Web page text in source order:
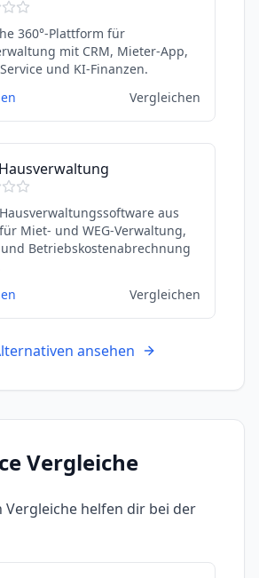
360°-Plattform für
mit CRM, Mieter-App,
und KI-Finanzen.
Vergleichen
aus
Miet- und WEG-Verwaltung,
Betriebskostenabrechnung
Vergleichen
ansehen
Vergleiche
Vergleiche helfen dir bei der